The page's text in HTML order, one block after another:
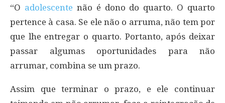
“O adolescente não é dono do quarto. O quarto
pertence à casa. Se ele não o arruma, não tem por
que lhe entregar o quarto. Portanto, após deixar
passar algumas oportunidades para não
arrumar, combina se um prazo.
Assim que terminar o prazo, e ele continuar